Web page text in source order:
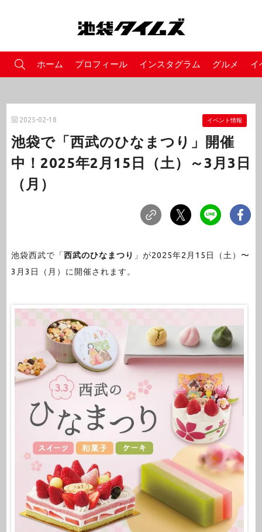
ホーム プロフィール インスタグラム グルメ イ
2025-02-18 イベント情報
池袋で「西武のひなまつり」開催
中！2025年2月15日（土）～3月3日
（月）
池袋西武で「西武のひなまつり 」が2025年2月15日（土）〜
3月3日（月）に開催されます。